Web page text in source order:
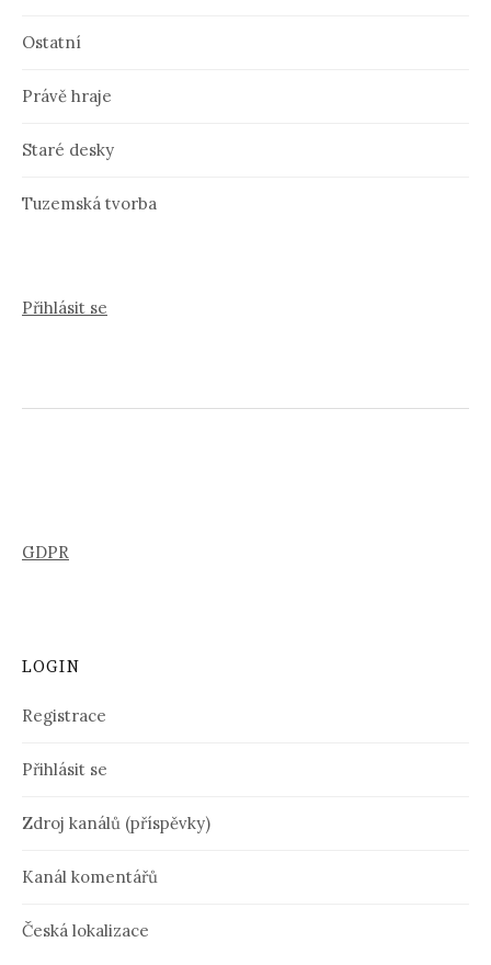
Ostatní
Právě hraje
Staré desky
Tuzemská tvorba
Přihlásit se
GDPR
LOGIN
Registrace
Přihlásit se
Zdroj kanálů (příspěvky)
Kanál komentářů
Česká lokalizace